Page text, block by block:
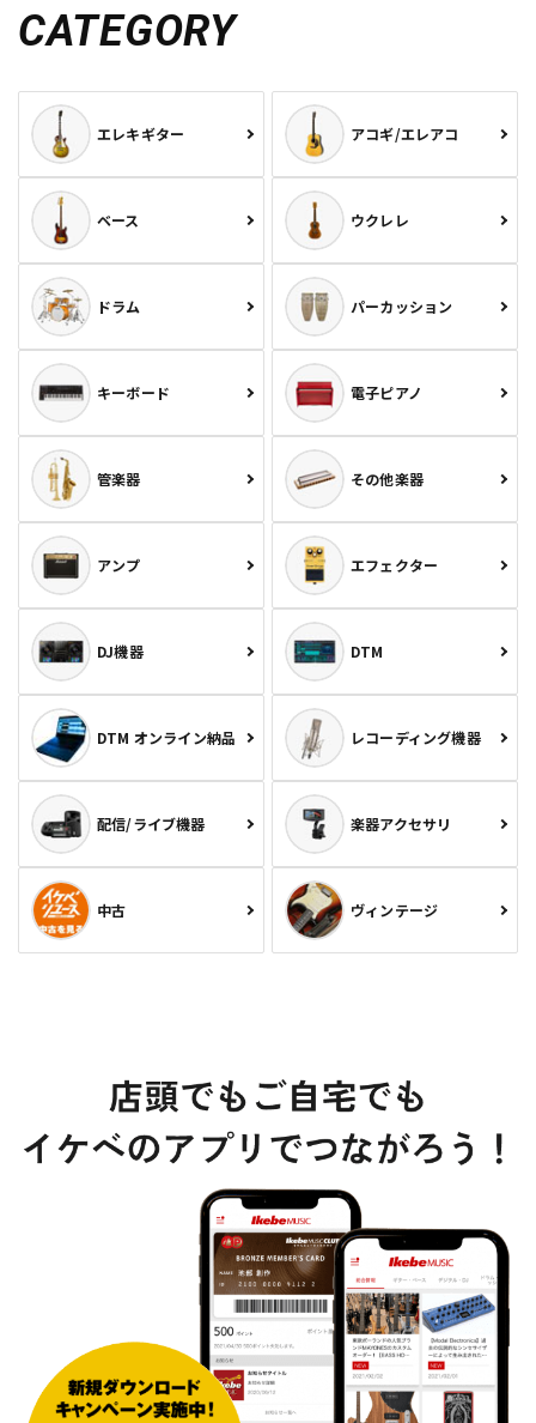
CATEGORY
エレキギター アコギ/エレアコ
ベース ウクレレ
ドラム パーカッション
キーボード 電子ピアノ
管楽器 その他楽器
アンプ エフェクター
DJ機器 DTM
DTM オンライン納品 レコーディング機器
配信/ライブ機器 楽器アクセサリ
中古 ヴィンテージ